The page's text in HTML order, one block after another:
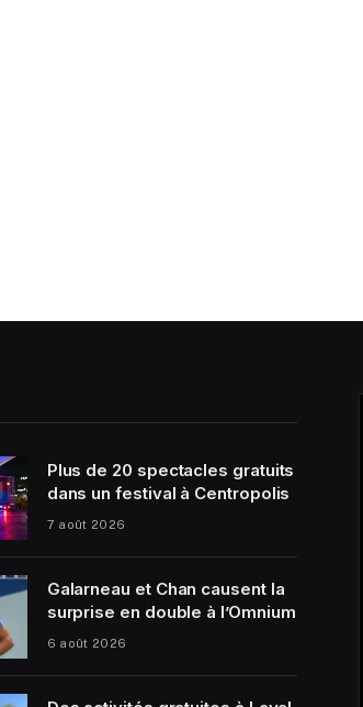
Plus de 20 spectacles gratuits
dans un festival à Centropolis
7 août 2026
Galarneau et Chan causent la
surprise en double à l’Omnium
6 août 2026